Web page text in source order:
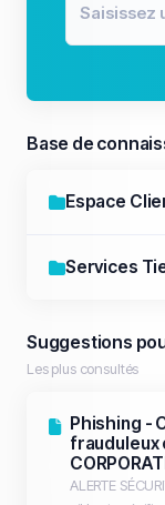
Base de
Espace
Services
Suggestions
Les plus consultés
Phishing -
frauduleux
ALERTE